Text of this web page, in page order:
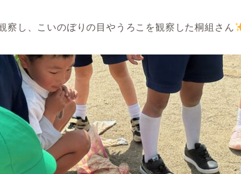
察し、こいのぼりの目やうろこを観察した桐組さん